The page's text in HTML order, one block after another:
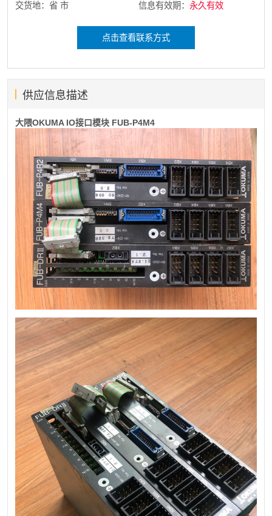
交货地：省 市
信息有效期： 永久有效
点击查看联系方式
供应信息描述
大隈OKUMA IO接口模块 FUB-P4M4